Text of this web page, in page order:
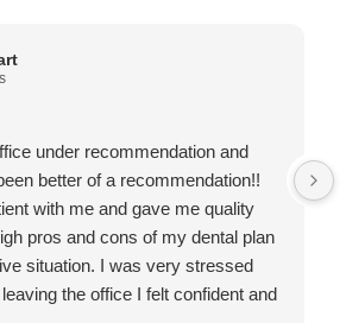
under recommendation and
better of a recommendation!!
with me and gave me quality
pros and cons of my dental plan
situation. I was very stressed
the office I felt confident and